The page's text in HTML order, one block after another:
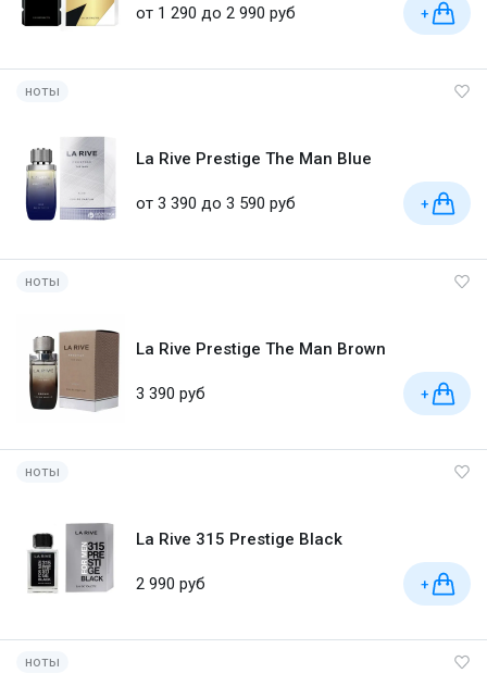
от 1 290 до 2 990 руб +
ноты
La Rive Prestige The Man Blue
от 3 390 до 3 590 руб +
ноты
La Rive Prestige The Man Brown
3 390 руб +
ноты
La Rive 315 Prestige Black
2 990 руб +
ноты